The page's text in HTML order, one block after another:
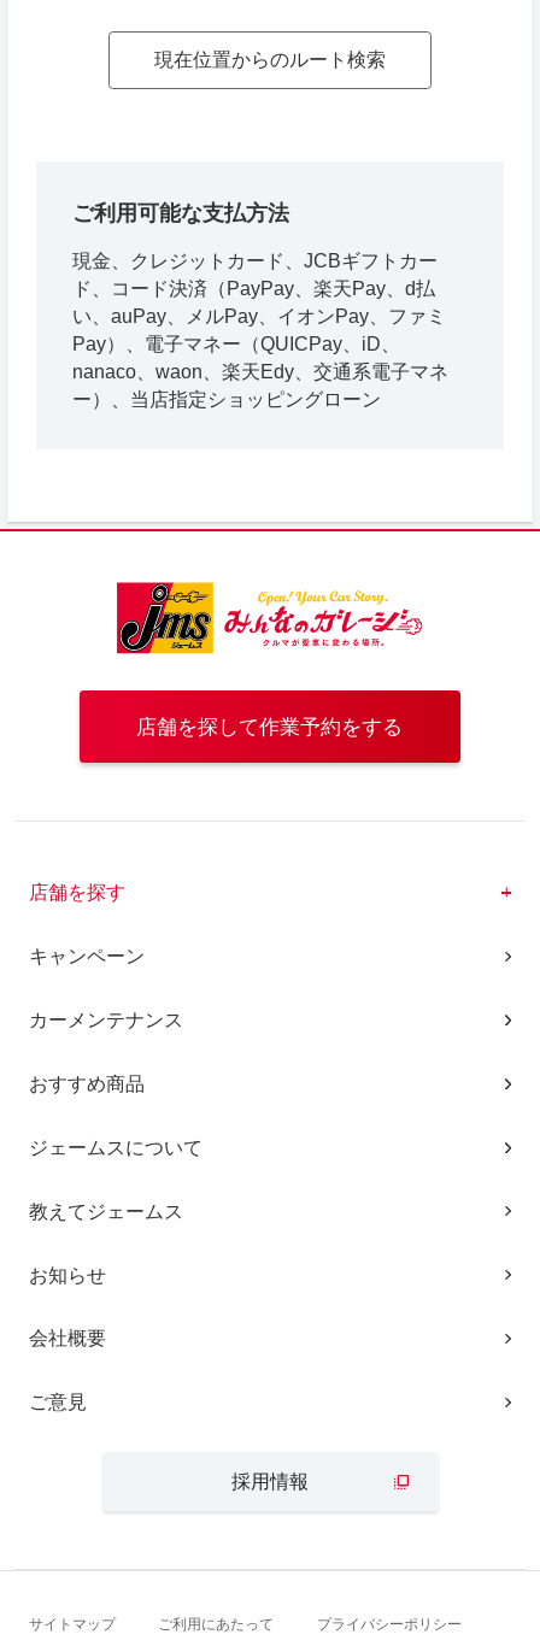
現在位置からのルート検索
ご利用可能な支払方法
現金、クレジットカード、JCBギフトカー
ド、コード決済（PayPay、楽天Pay、d払
い、auPay、メルPay、イオンPay、ファミ
Pay）、電子マネー（QUICPay、iD、
nanaco、waon、楽天Edy、交通系電子マネ
ー）、当店指定ショッピングローン
店舗を探して作業予約をする
店舗を探す
キャンペーン
カーメンテナンス
おすすめ商品
ジェームスについて
教えてジェームス
お知らせ
会社概要
ご意見
採用情報
サイトマップ ご利用にあたって プライバシーポリシー